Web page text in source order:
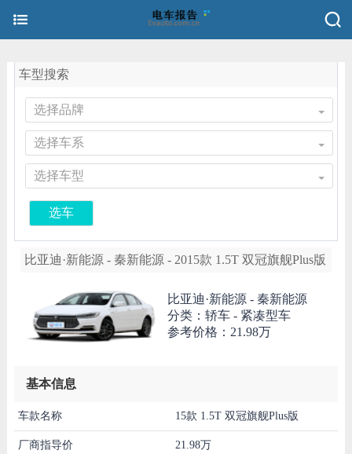
车型搜索
选择品牌
选择车系
选择车型
选车
比亚迪·新能源 - 秦新能源 - 2015款 1.5T 双冠旗舰Plus版
比亚迪·新能源 - 秦新能源
分类：轿车 - 紧凑型车
参考价格： 21.98万
基本信息
车款名称 15款 1.5T 双冠旗舰Plus版
厂商指导价 21.98万